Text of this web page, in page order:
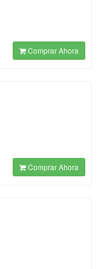
Comprar Ahora
Comprar Ahora